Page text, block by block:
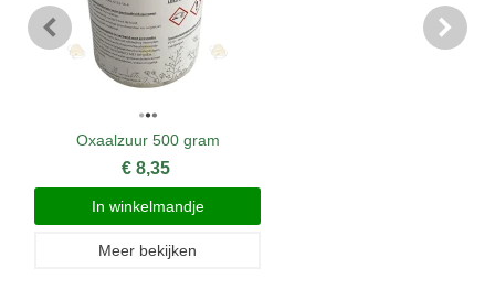
Oxaalzuur 500 gram
€ 8,35
In winkelmandje
Meer bekijken